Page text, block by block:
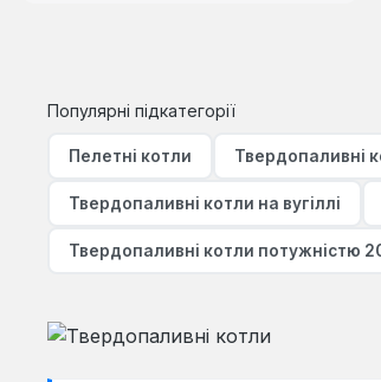
Популярні підкатегорії
Пелетні котли Твердопаливні
Твердопаливні котли на вугіллі
Твердопаливні котли потужністю